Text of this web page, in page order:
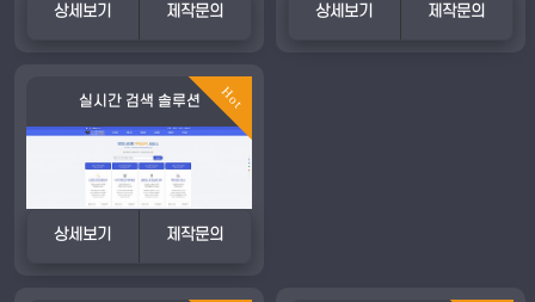
상세보기 제작문의 상세보기 제작문의
Hot
실시간 검색 솔루션
상세보기 제작문의